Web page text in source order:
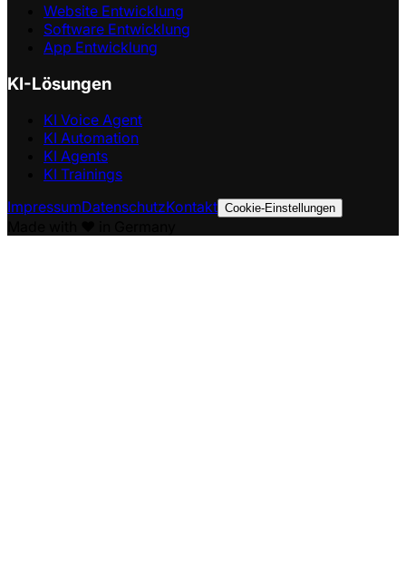
Website Entwicklung
Software Entwicklung
App Entwicklung
KI-Lösungen
KI Voice Agent
KI Automation
KI Agents
KI Trainings
ImpressumDatenschutzKontakt Cookie-Einstellungen